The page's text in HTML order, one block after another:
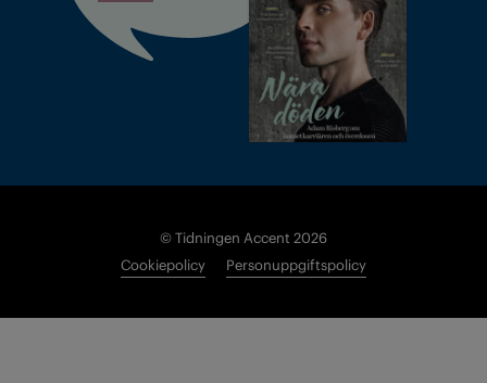
© Tidningen Accent 2026
Cookiepolicy
Personuppgiftspolicy